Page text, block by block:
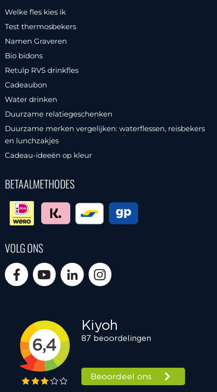
Welke fles kies ik
Test thermosbekers
Namen Graveren
Bio bidons
Retulp RVS drinkfles
Cadeaubon
Water drinken
Duurzame relatiegeschenken
Duurzame merken vergelijken: waterflessen, reisbekers
en lunchzakjes
Cadeau-ideeën op kleur
BETAALMETHODES
VOLG ONS